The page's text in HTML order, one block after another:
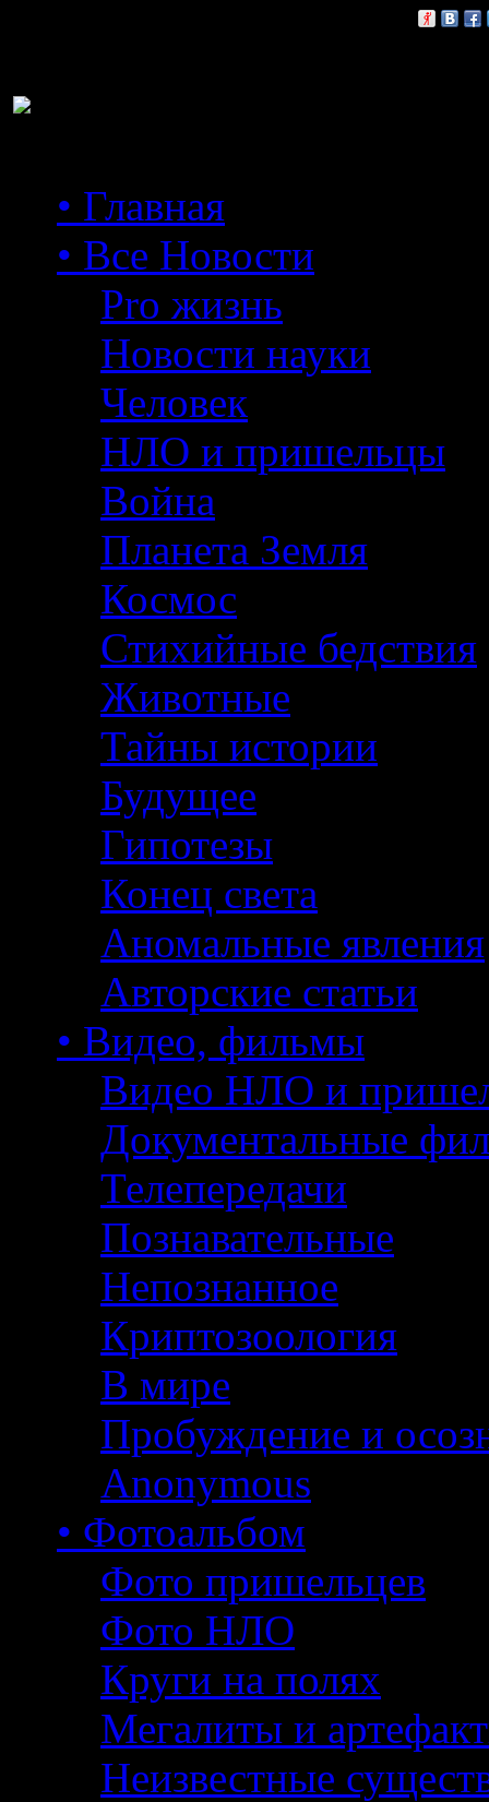
• Главная
• Все Новости
Pro жизнь
Новости науки
Человек
НЛО и пришельцы
Война
Планета Земля
Космос
Стихийные бедствия
Животные
Тайны истории
Будущее
Гипотезы
Конец света
Аномальные явления
Авторские статьи
• Видео, фильмы
Видео НЛО и
Документальные
Телепередачи
Познавательные
Непознанное
Криптозоология
В мире
Пробуждение и
Anonymous
• Фотоальбом
Фото пришельцев
Фото НЛО
Круги на полях
Мегалиты и
Неизвестные